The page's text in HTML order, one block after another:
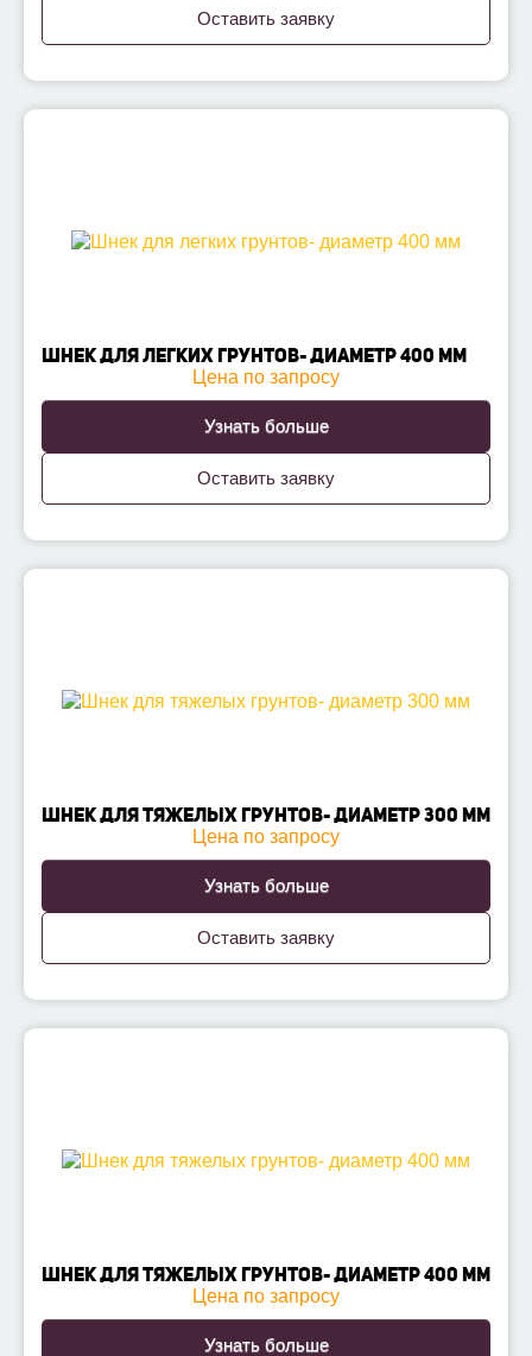
Оставить заявку
ШНЕК ДЛЯ ЛЕГКИХ ГРУНТОВ- ДИАМЕТР 400 ММ
Цена по запросу
Узнать больше
Оставить заявку
ШНЕК ДЛЯ ТЯЖЕЛЫХ ГРУНТОВ- ДИАМЕТР 300 ММ
Цена по запросу
Узнать больше
Оставить заявку
ШНЕК ДЛЯ ТЯЖЕЛЫХ ГРУНТОВ- ДИАМЕТР 400 ММ
Цена по запросу
Узнать больше